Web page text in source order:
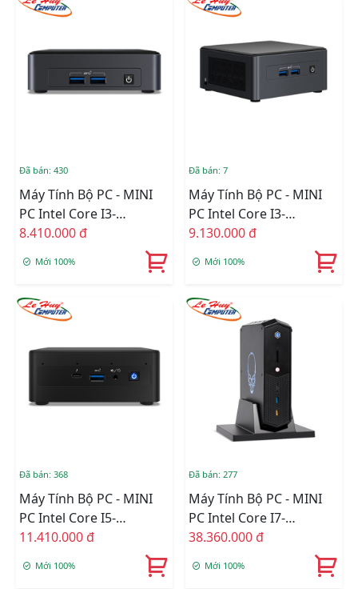
Đã bán: 430
Máy Tính Bộ PC - MINI
PC Intel Core I3-
1115G4/Intel UHD
Graphics/Ram Option/Ổ
Cứng Option/Dos
8.410.000 đ
Mới 100%
Đã bán: 7
Máy Tính Bộ PC - MINI
PC Intel Core I3-
1115G4/Intel UHD
Graphics/Ram Option/Ổ
Cứng Option/Dos
9.130.000 đ
Mới 100%
Đã bán: 368
Máy Tính Bộ PC - MINI
PC Intel Core I5-
1135G7/Intel Iris Xe
Graphics/Ram Option/Ổ
Cứng Option/Dos
11.410.000 đ
Mới 100%
Đã bán: 277
Máy Tính Bộ PC - MINI
PC Intel Core I7-
12700H/Intel Arc A770M
Graphics/Ram Option/Ổ
Cứng Option/Dos
38.360.000 đ
Mới 100%